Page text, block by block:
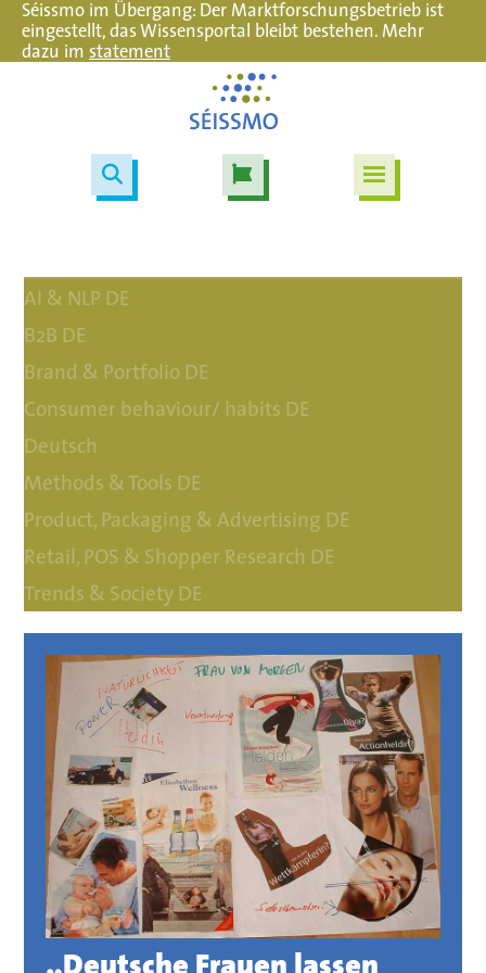
Séissmo im Übergang: Der Marktforschungsbetrieb ist
eingestellt, das Wissensportal bleibt bestehen. Mehr
dazu im statement
AI & NLP DE
B2B DE
Brand & Portfolio DE
Consumer behaviour/ habits DE
Deutsch
Methods & Tools DE
Product, Packaging & Advertising DE
Retail, POS & Shopper Research DE
Trends & Society DE